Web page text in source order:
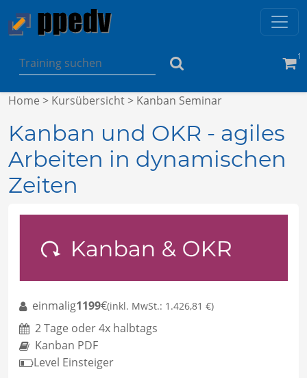
1
Home > Kursübersicht> Kanban Seminar
Kanban und OKR - agiles
Arbeiten in dynamischen
Zeiten
einmalig1199€(inkl. MwSt.: 1.426,81 €)
2 Tage oder 4x halbtags
Kanban PDF
Level Einsteiger